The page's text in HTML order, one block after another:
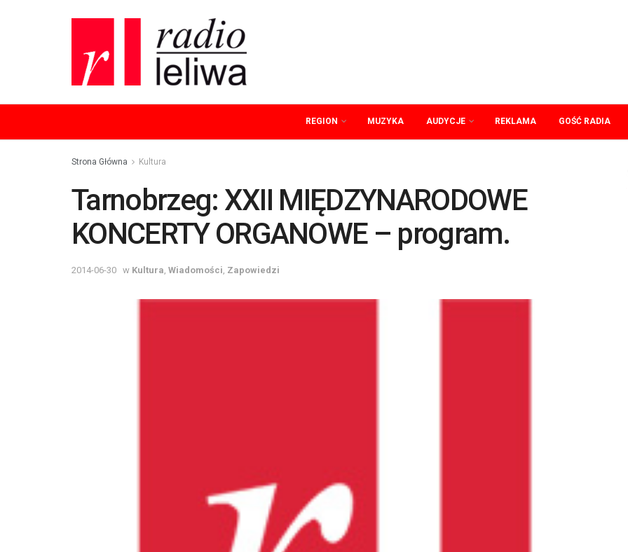
REGION MUZYKA AUDYCJE REKLAMA GOŚĆ RADIA
Strona Główna Kultura
Tarnobrzeg: XXII MIĘDZYNARODOWE
KONCERTY ORGANOWE – program.
2014-06-30 w Kultura Wiadomości Zapowiedzi